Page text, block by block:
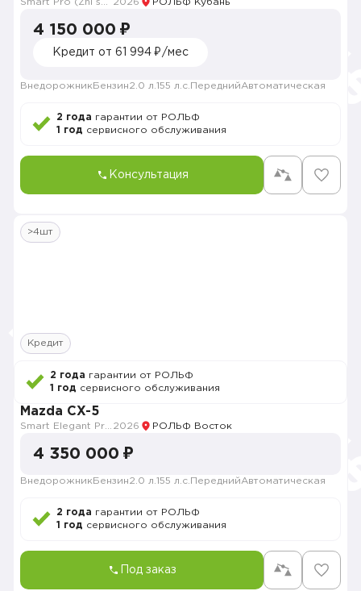
2026 РОЛЬФ Кубань
4 150 000 ₽
Кредит от 61 994 ₽/мес
Внедорожник Бензин2.0 л. 155 л.с. ПереднийАвтоматическая
2 года гарантии от РОЛЬФ
1 год сервисного обслуживания
Консультация
>4шт
Кредит
2 года гарантии от РОЛЬФ
1 год сервисного обслуживания
Mazda CX-5
2026 РОЛЬФ Восток
4 350 000 ₽
Внедорожник Бензин2.0 л. 155 л.с. ПереднийАвтоматическая
2 года гарантии от РОЛЬФ
1 год сервисного обслуживания
Под заказ